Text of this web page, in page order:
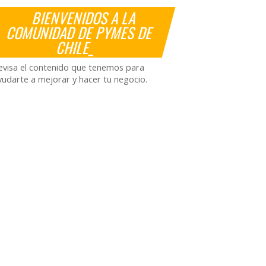
BIENVENIDOS A LA
COMUNIDAD DE PYMES DE
CHILE_
el contenido que tenemos para
a mejorar y hacer tu negocio.